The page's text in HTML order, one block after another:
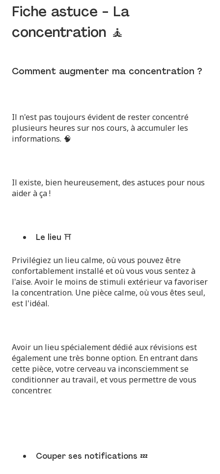
Fiche astuce - La
concentration 🧘
Comment augmenter ma concentration ?
Il n'est pas toujours évident de rester concentré
plusieurs heures sur nos cours, à accumuler les
informations. 🧠
Il existe, bien heureusement, des astuces pour nous
aider à ça !
Le lieu ⛩️
Privilégiez un lieu calme, où vous pouvez être
confortablement installé et où vous vous sentez à
l'aise. Avoir le moins de stimuli extérieur va favoriser
la concentration. Une pièce calme, où vous êtes seul,
est l'idéal.
Avoir un lieu spécialement dédié aux révisions est
également une très bonne option. En entrant dans
cette pièce, votre cerveau va inconsciemment se
conditionner au travail, et vous permettre de vous
concentrer.
Couper ses notifications 💤